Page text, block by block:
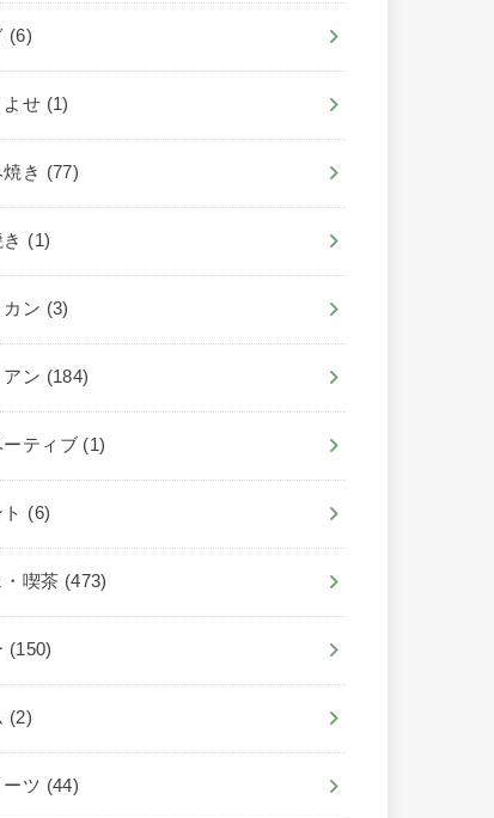
(6)
よせ (1)
き (77)
(1)
カン (3)
アン (184)
ーティブ (1)
(6)
・喫茶 (473)
(150)
(2)
ーツ (44)